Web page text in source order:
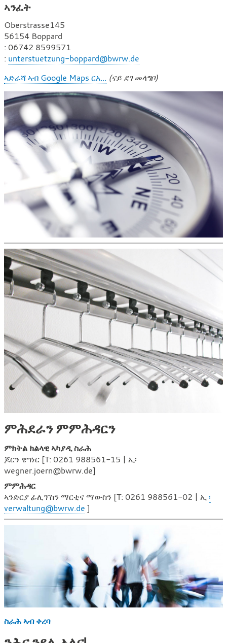
ኣንፈት
Oberstrasse145
56154 Boppard
ስ
ል
: 06742 8599571
ኢ
ይ
ል
: unterstuetzung-boppard@bwrw.de
ኣድራሻ ኣብ Google Maps ርአ... (ናይ ደገ መላግቦ)
ምሕደራን ምምሕዳርን
ምክትል ክልላዊ ኣካያዲ ስራሕ
ጆርን ዌግነር [T: 0261 988561-15 | ኢ፡
wegner.joern@bwrw.de]
ምምሕዳር
ኣንድርያ ፊሊፕስን ማርቲና ማውስን [T: 0261 988561-02 | ኢ፡
verwaltung@bwrw.de ]
ስራሕ ኣብ ቀረባ